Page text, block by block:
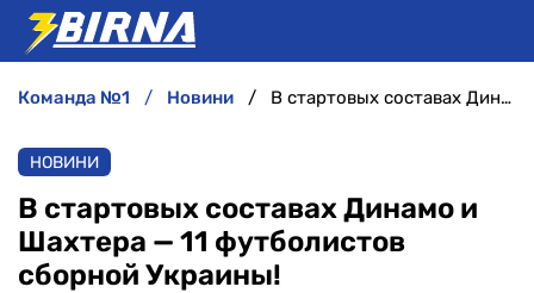
АНАЛІТИКА
ІНТЕРВ'Ю
команда №1 новини В стартовых составах Динамо и Шахтера — 11 футболистов сборной Украины!
НОВИНИ
В стартовых составах Динамо и
Шахтера — 11 футболистов
сборной Украины!